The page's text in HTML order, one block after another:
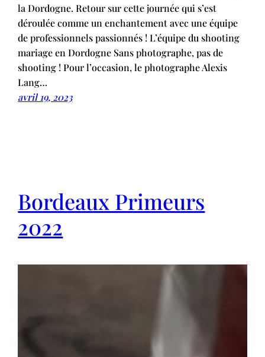
la Dordogne. Retour sur cette journée qui s’est
déroulée comme un enchantement avec une équipe
de professionnels passionnés ! L’équipe du shooting
mariage en Dordogne Sans photographe, pas de
shooting ! Pour l’occasion, le photographe Alexis
Lang…
avril 19, 2023
Bordeaux Primeurs
2022